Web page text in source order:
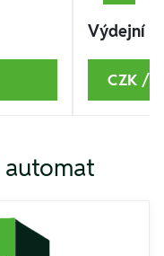
Výdejní
CZK /